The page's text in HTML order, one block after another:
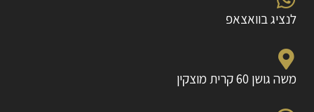
לנציג בוואצאפ
משה גושן 60 קרית מוצקין